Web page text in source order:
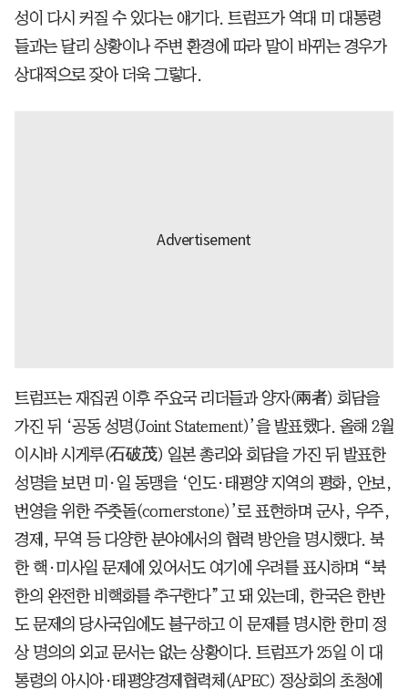
성이 다시 커질 수 있다는 얘기다. 트럼프가 역대 미 대통령
들과는 달리 상황이나 주변 환경에 따라 말이 바뀌는 경우가
상대적으로 잦아 더욱 그렇다.
트럼프는 재집권 이후 주요국 리더들과 양자(兩者) 회담을
가진 뒤 ‘공동 성명(Joint Statement)’을 발표했다. 올해 2월
이시바 시게루(石破茂) 일본 총리와 회담을 가진 뒤 발표한
성명을 보면 미·일 동맹을 ‘인도·태평양 지역의 평화, 안보,
번영을 위한 주춧돌(cornerstone)’로 표현하며 군사, 우주,
경제, 무역 등 다양한 분야에서의 협력 방안을 명시했다. 북
한 핵·미사일 문제에 있어서도 여기에 우려를 표시하며 “북
한의 완전한 비핵화를 추구한다”고 돼 있는데, 한국은 한반
도 문제의 당사국임에도 불구하고 이 문제를 명시한 한미 정
상 명의의 외교 문서는 없는 상황이다. 트럼프가 25일 이 대
통령의 아시아·태평양경제협력체(APEC) 정상회의 초청에